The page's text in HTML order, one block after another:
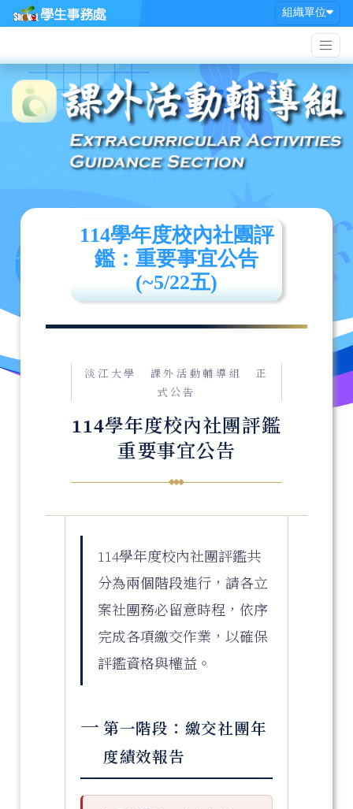
組織單位
114學年度校內社團評
鑑：重要事宜公告
(~5/22五)
淡江大學 課外活動輔導組 正
式公告
114學年度校內社團評鑑
重要事宜公告
114學年度校內社團評鑑共
分為兩個階段進行，請各立
案社團務必留意時程，依序
完成各項繳交作業，以確保
評鑑資格與權益。
一 第一階段：繳交社團年
度績效報告